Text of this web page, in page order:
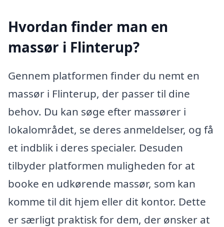
Hvordan finder man en
massør i Flinterup?
Gennem platformen finder du nemt en
massør i Flinterup, der passer til dine
behov. Du kan søge efter massører i
lokalområdet, se deres anmeldelser, og få
et indblik i deres specialer. Desuden
tilbyder platformen muligheden for at
booke en udkørende massør, som kan
komme til dit hjem eller dit kontor. Dette
er særligt praktisk for dem, der ønsker at